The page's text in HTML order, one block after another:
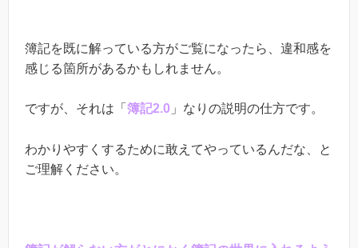
簿記を既に解っている方がご覧になったら、違和感を
感じる箇所があるかもしれません。
ですが、それは「 簿記2.0 」なりの説明の仕方です。
わかりやすくするために敢えてやっているんだな、と
ご理解ください。